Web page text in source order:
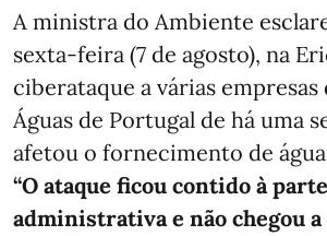
A ministra do Ambiente
sexta-feira (7 de agosto), na
ciberataque a várias
Águas de Portugal de há uma
afetou o fornecimento de
“O ataque ficou contido à parte
administrativa e não chegou